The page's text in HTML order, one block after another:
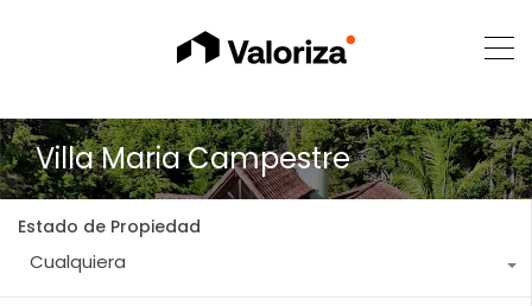
Villa Maria Campestre
Estado de Propiedad
Cualquiera